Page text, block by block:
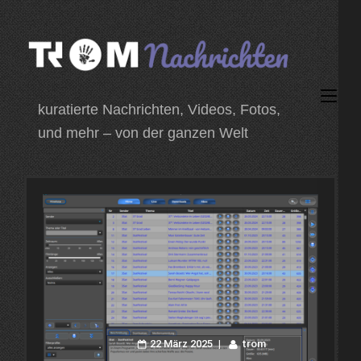
Zum
Inhalt
springen
drücken)
kuratierte Nachrichten, Videos, Fotos,
und mehr – von der ganzen Welt
22 März 2025 trom